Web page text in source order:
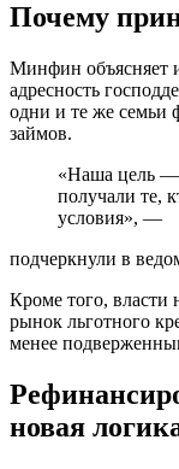
Почему
Минфин объясняет
адресность
одни и те же семьи
займов.
«Наша цель —
получали те,
условия», —
подчеркнули в
Кроме того, власти
рынок льготного
менее
новая